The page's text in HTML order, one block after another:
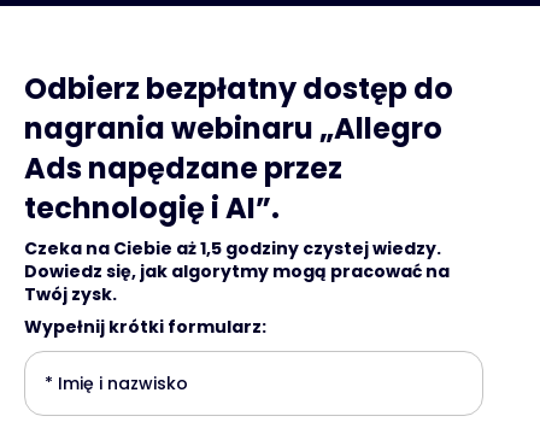
Odbierz bezpłatny dostęp do
nagrania webinaru „Allegro
Ads napędzane przez
technologię i AI”.
Czeka na Ciebie aż 1,5 godziny czystej wiedzy.
Dowiedz się, jak algorytmy mogą pracować na
Twój zysk.
Wypełnij krótki formularz: